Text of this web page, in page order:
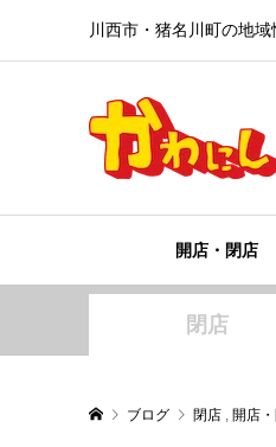
川西市・猪名川町の地
開店・閉店
閉店
ブログ 閉店 , 開店